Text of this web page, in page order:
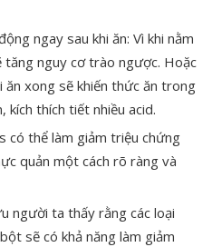
ngay sau khi ăn: Vì khi nằm
tăng nguy cơ trào ngược. Hoặc
ăn xong sẽ khiến thức ăn trong
thích tiết nhiều acid.
có thể làm giảm triệu chứng
quản một cách rõ ràng và
người ta thấy rằng các loại
sẽ có khả năng làm giảm